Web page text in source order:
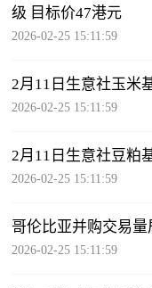
级 目标价47港元
2026-02-25 15:11:59
2月11日生意社玉米
2026-02-25 15:11:59
2月11日生意社豆粕
2026-02-25 15:11:59
哥伦比亚并购交易
2026-02-25 15:11:59